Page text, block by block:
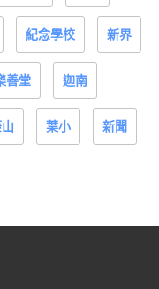
紀念學校 新界
善堂 迦南
葉小 新聞